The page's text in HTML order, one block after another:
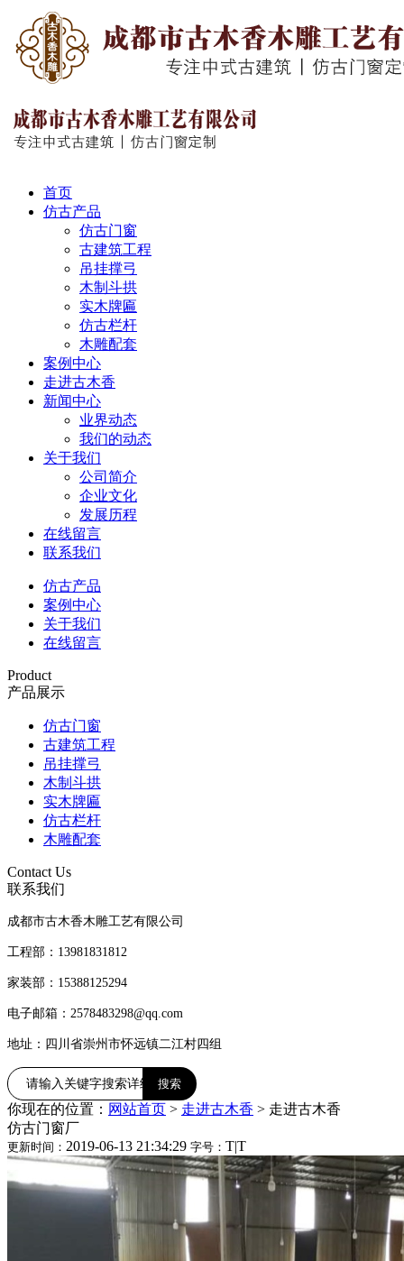
首页
仿古产品
仿古门窗
古建筑工程
吊挂撑弓
木制斗拱
实木牌匾
仿古栏杆
木雕配套
案例中心
走进古木香
新闻中心
业界动态
我们的动态
关于我们
公司简介
企业文化
发展历程
在线留言
联系我们
仿古产品
案例中心
关于我们
在线留言
Product
产品展示
仿古门窗
古建筑工程
吊挂撑弓
木制斗拱
实木牌匾
仿古栏杆
木雕配套
Contact Us
联系我们
成都市古木香木雕工艺有限公司
工程部：13981831812
家装部：15388125294
电子邮箱：2578483298@qq.com
地址：四川省崇州市怀远镇二江村四组
你现在的位置： 网站首页 > 走进古木香 > 走进古木香
仿古门窗厂
更新时间： 2019-06-13 21:34:29 字号： T|T